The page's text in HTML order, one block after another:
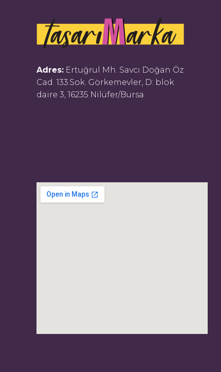
Adres: Ertuğrul Mh. Savcı Doğan Öz
Cad. 133.Sok. Görkemevler, D: blok
daire 3, 16235 Nilüfer/Bursa